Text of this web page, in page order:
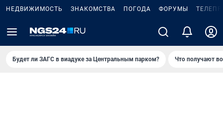
НЕДВИЖИМОСТЬ ЗНАКОМСТВА ПОГОДА ФОРУМЫ
Будет ли ЗАГС в виадуке за Центральным парком? Что получают